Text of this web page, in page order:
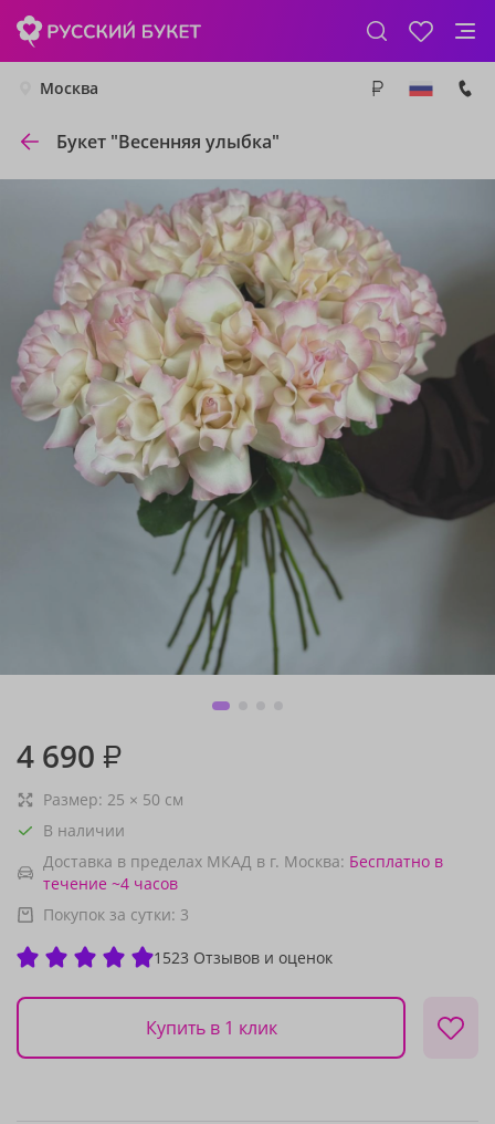
Москва
Букет "Весенняя улыбка"
4 690 ₽
Размер: 25 × 50 см
В наличии
Доставка в пределах МКАД в г. Москва: Бесплатно в
течение ~4 часов
Покупок за сутки: 3
1523 Отзывов и оценок
Купить в 1 клик